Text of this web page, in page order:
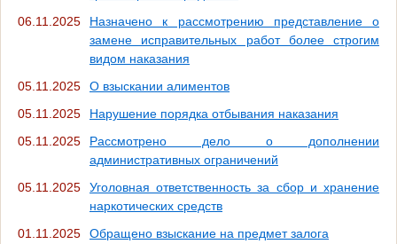
06.11.2025
Назначено к рассмотрению представление о
замене исправительных работ более строгим
видом наказания
05.11.2025
О взыскании алиментов
05.11.2025
Нарушение порядка отбывания наказания
05.11.2025
Рассмотрено дело о дополнении
административных ограничений
05.11.2025
Уголовная ответственность за сбор и хранение
наркотических средств
01.11.2025
Обращено взыскание на предмет залога